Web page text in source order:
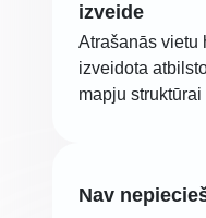
izveide
Atrašanās vietu
izveidota
mapju struktūrai
Nav